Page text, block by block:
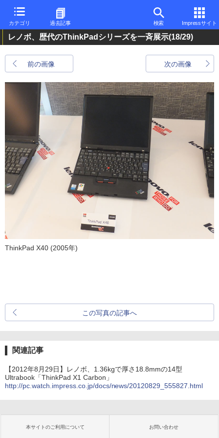
カテゴリ 過去記事 検索 Impressサイト
レノボ、歴代のThinkPadシリーズを一斉展示(18/29)
前の画像 次の画像
ThinkPad X40 (2005年)
この写真の記事へ
関連記事
【2012年8月29日】レノボ、1.36kgで厚さ18.8mmの14型
Ultrabook「ThinkPad X1 Carbon」
http://pc.watch.impress.co.jp/docs/news/20120829_555827.html
本サイトのご利用について お問い合わせ